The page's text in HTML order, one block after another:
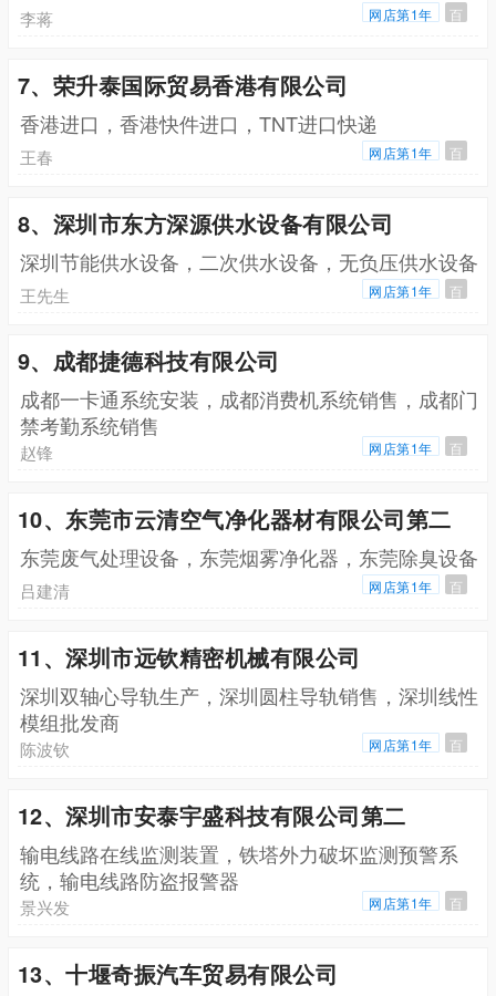
李蒋 网店第1年 百
7、荣升泰国际贸易香港有限公司
香港进口，香港快件进口，TNT进口快递
王春 网店第1年 百
8、深圳市东方深源供水设备有限公司
深圳节能供水设备，二次供水设备，无负压供水设备
王先生 网店第1年 百
9、成都捷德科技有限公司
成都一卡通系统安装，成都消费机系统销售，成都门
禁考勤系统销售
赵锋 网店第1年 百
10、东莞市云清空气净化器材有限公司第二
东莞废气处理设备，东莞烟雾净化器，东莞除臭设备
吕建清 网店第1年 百
11、深圳市远钦精密机械有限公司
深圳双轴心导轨生产，深圳圆柱导轨销售，深圳线性
模组批发商
陈波钦 网店第1年 百
12、深圳市安泰宇盛科技有限公司第二
输电线路在线监测装置，铁塔外力破坏监测预警系
统，输电线路防盗报警器
景兴发 网店第1年 百
13、十堰奇振汽车贸易有限公司